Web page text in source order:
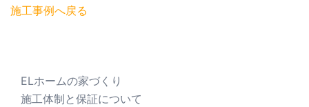
施工事例へ戻る
ELホームの家づくり
施工体制と保証について